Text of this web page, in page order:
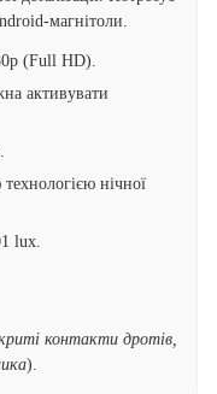
магнітоли.
(Full HD).
активувати
нічної
lux.
контакти дротів,
).